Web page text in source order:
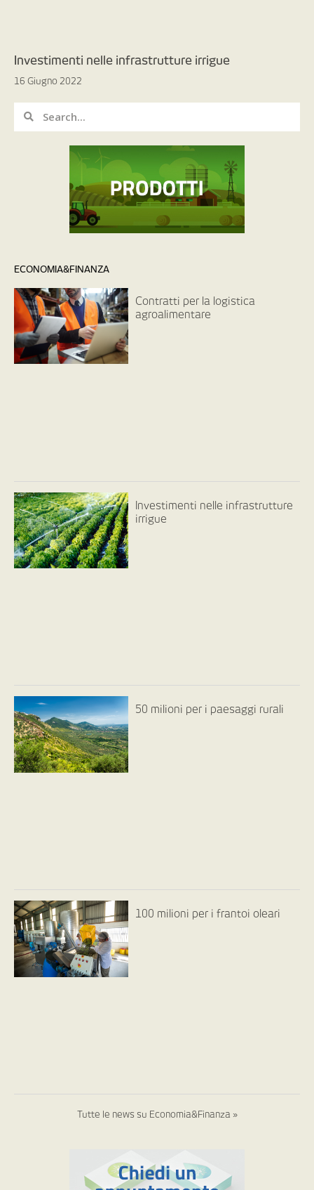
Investimenti nelle infrastrutture irrigue
16 Giugno 2022
ECONOMIA&FINANZA
Contratti per la logistica
agroalimentare
Investimenti nelle infrastrutture
irrigue
50 milioni per i paesaggi rurali
100 milioni per i frantoi oleari
Tutte le news su Economia&Finanza »